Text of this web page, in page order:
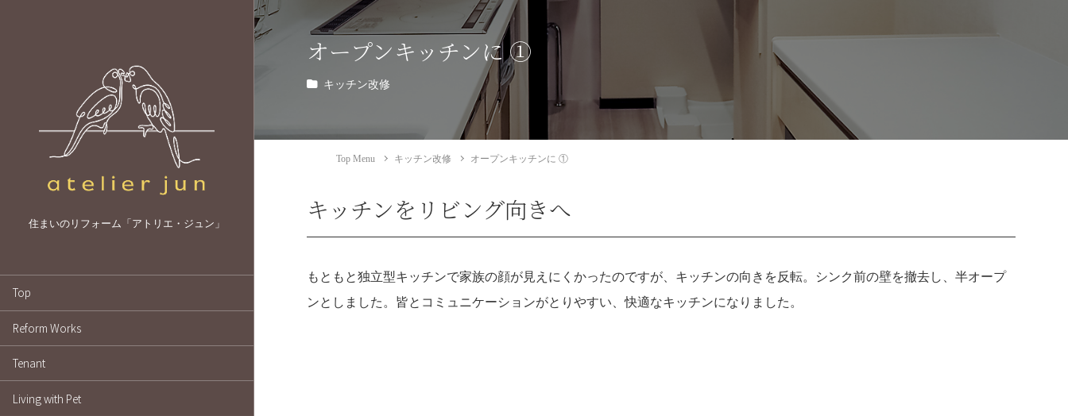
住まいのリフォーム「アトリエ・ジュン」
Top
Reform Works
Tenant
Living with Pet
オープンキッチンに ①
キッチン改修
Top Menu キッチン改修 オープンキッチンに ①
キッチンをリビング向きへ
もともと独立型キッチンで家族の顔が見えにくかったのですが、キッチンの向きを反転。シンク前の壁を撤去し、半オープ
ンとしました。皆とコミュニケーションがとりやすい、快適なキッチンになりました。